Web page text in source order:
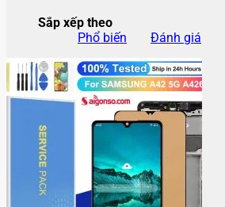
Sắp xếp theo
Phổ biến
Đánh giá